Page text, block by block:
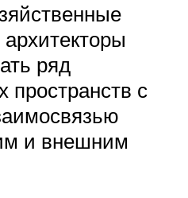
ряд
пространств с
и внешним